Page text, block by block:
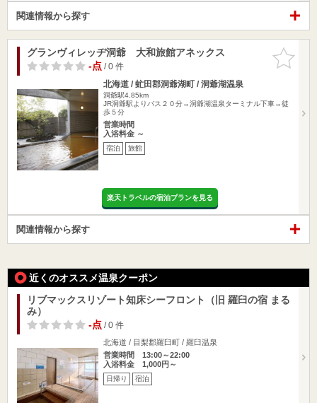
関連情報から探す
お気に入
りに追加
グランヴィレッヂ洞爺 大和旅館アネックス
-点/ 0 件
北海道 / 虻田郡洞爺湖町 / 洞爺湖温泉
洞爺駅4.85km
JR洞爺駅よりバス２０分→洞爺湖温泉ターミナル下車→徒
歩５分
営業時間
入浴料金 ～
宿泊 旅館
楽天トラベルの宿泊プランを見る
関連情報から探す
近くのオススメ温泉クーポン
リブマックスリゾート知床シーフロント（旧 羅臼の宿 まる
み）
-点/ 0 件
北海道 / 目梨郡羅臼町 / 羅臼温泉
営業時間 13:00～22:00
入浴料金 1,000円～
日帰り 宿泊